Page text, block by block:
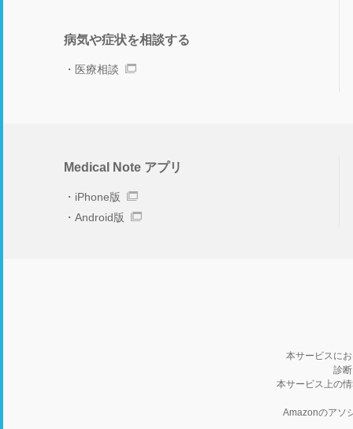
病気や症状を相談する
医療相談
Medical Note アプリ
iPhone版
Android版
本サービスに
診
本サービス上の
Amazonのアソ